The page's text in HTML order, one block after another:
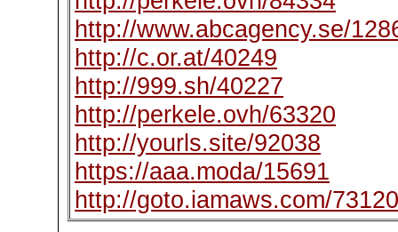
http://www.abcagency.se/
http://c.or.at/40249
http://999.sh/40227
http://perkele.ovh/63320
http://yourls.site/92038
https://aaa.moda/15691
http://goto.iamaws.com/73120